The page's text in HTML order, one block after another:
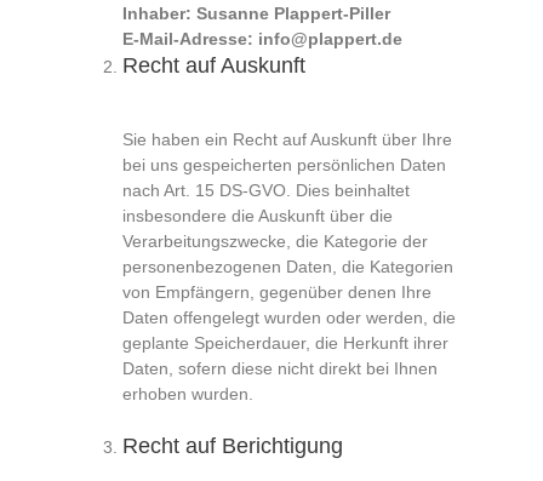
Inhaber: Susanne Plappert-Piller
E-Mail-Adresse: info@plappert.de
Recht auf Auskunft
Sie haben ein Recht auf Auskunft über Ihre
bei uns gespeicherten persönlichen Daten
nach Art. 15 DS-GVO. Dies beinhaltet
insbesondere die Auskunft über die
Verarbeitungszwecke, die Kategorie der
personenbezogenen Daten, die Kategorien
von Empfängern, gegenüber denen Ihre
Daten offengelegt wurden oder werden, die
geplante Speicherdauer, die Herkunft ihrer
Daten, sofern diese nicht direkt bei Ihnen
erhoben wurden.
Recht auf Berichtigung